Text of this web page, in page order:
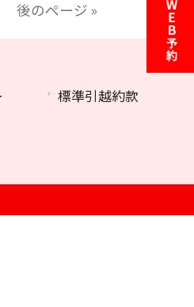
後のページ »
標準引越約款